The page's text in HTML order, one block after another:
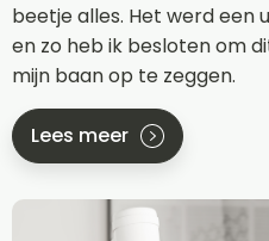
beetje alles. Het werd een
en zo heb ik besloten om
mijn baan op te zeggen.
Lees meer